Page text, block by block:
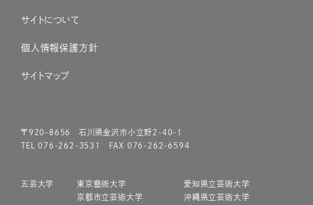
サイトについて
個人情報保護方針
サイトマップ
〒920-8656 石川県金沢市小立野2-40-1
TEL 076-262-3531 FAX 076-262-6594
五芸大学 東京藝術大学
愛知県立芸術大学
京都市立芸術大学
沖縄県立芸術大学